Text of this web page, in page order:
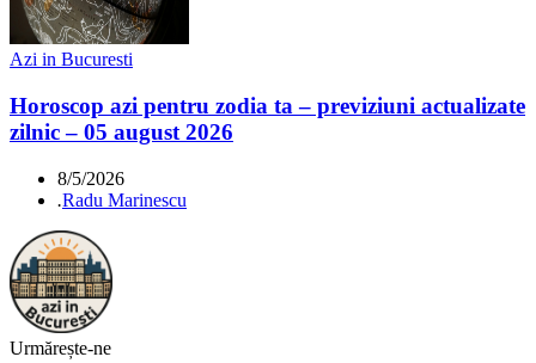
Azi in Bucuresti
Horoscop azi pentru zodia ta – previziuni actualizate
zilnic – 05 august 2026
8/5/2026
.Radu Marinescu
Urmărește-ne